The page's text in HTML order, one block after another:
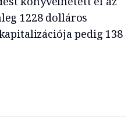
1228 dolláros
pedig 138